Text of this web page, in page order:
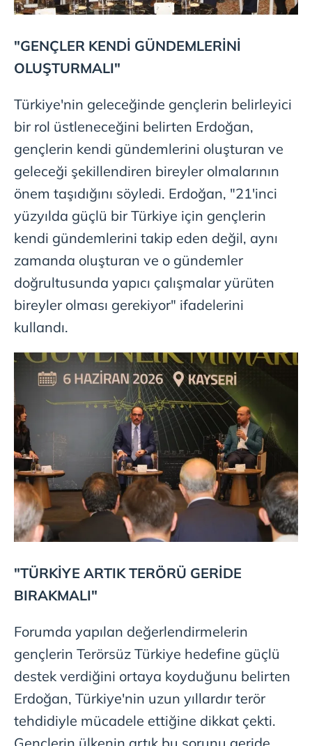
kullanılmaktadır. Bu çerezler vasıtasıyla çeşitli kişisel
toplumu hizmetlerinin sunulması amacıyla
kullanılmaktadır. Diğer çerezler, sitemizin daha işlevsel
kılınması ve kişiselleştirilmesi ve sizlere yönelik
sınırlı olarak açık rızanız dahilinde kullanılacaktır.
Çerezlere ilişkin tercihlerinizi aşağıda yer alan panel
vasıtasıyla belirleyebilirsiniz. Çerezlere ilişkin detaylı bilgi
için Ayarlar butonuna tıklayabilir,Çerez Bilgilendirme
Metnimizi
ziyaret edebilirsiniz.
6698 sayılı Kişisel Verilerin Korunması Kanunu uyarınca
hazırlanmış Aydınlatma Metnimizi okumak ve sitemizde
ilgili mevzuata uygun olarak kullanılan çerezlerle ilgili bilgi
tıklayınız
"GENÇLER KENDİ GÜNDEMLERİNİ
OLUŞTURMALI"
Türkiye'nin geleceğinde gençlerin belirleyici
bir rol üstleneceğini belirten Erdoğan,
gençlerin kendi gündemlerini oluşturan ve
geleceği şekillendiren bireyler olmalarının
önem taşıdığını söyledi. Erdoğan, "21'inci
yüzyılda güçlü bir Türkiye için gençlerin
kendi gündemlerini takip eden değil, aynı
zamanda oluşturan ve o gündemler
doğrultusunda yapıcı çalışmalar yürüten
bireyler olması gerekiyor" ifadelerini
kullandı.
"TÜRKİYE ARTIK TERÖRÜ GERİDE
BIRAKMALI"
Forumda yapılan değerlendirmelerin
gençlerin Terörsüz Türkiye hedefine güçlü
destek verdiğini ortaya koyduğunu belirten
Erdoğan, Türkiye'nin uzun yıllardır terör
tehdidiyle mücadele ettiğine dikkat çekti.